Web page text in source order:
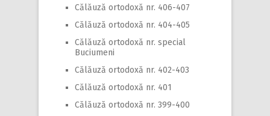
Călăuză ortodoxă nr. 406-407
Călăuză ortodoxă nr. 404-405
Călăuză ortodoxă nr. special
Buciumeni
Călăuză ortodoxă nr. 402-403
Călăuză ortodoxă nr. 401
Călăuză ortodoxă nr. 399-400